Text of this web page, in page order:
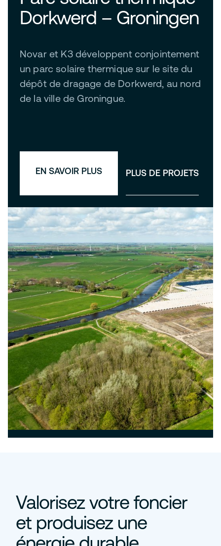
Dorkwerd – Groningen
Novar et K3 développent conjointement
un parc solaire thermique sur le site du
dépôt de dragage de Dorkwerd, au nord
de la ville de Groningue.
EN SAVOIR PLUS PLUS DE PROJETS
Valorisez votre foncier
et produisez une